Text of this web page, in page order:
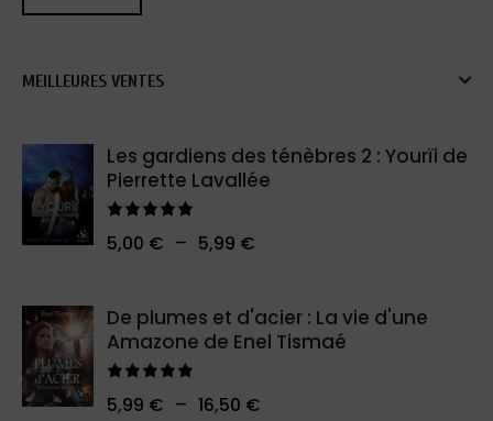
MEILLEURES VENTES
Les gardiens des ténèbres 2 : Yourïi de
Pierrette Lavallée
Note
sur 5
5,00 € – 5,99 €
De plumes et d'acier : La vie d'une
Amazone de Enel Tismaé
Note
sur 5
5,99 € – 16,50 €